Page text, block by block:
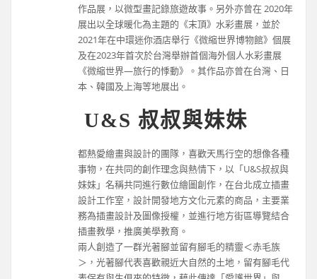
作品展，以微型畫記錄旅遊故事。另外亦曾在 2020年
展出以全球暖化為主題的《末頂》水彩畫展，並於
2021年在中環迷你酒店舉行《微縮世界博物館》個展
及在2023年首次於台灣舉辦首個海外個人水彩畫展
《微縮世界—旅行的悸動》。其作品亦曾在台灣、日
本、韓國及上海等地展出。
U&S 叔叔與妹妹
都熱愛繪畫與設計的團隊，喜歡天馬行空的想像各種
事物，在共同的創作理念與熱情下，以「U&S叔叔與
妹妹」名稱共同進行數位繪圖創作，在台北成立插畫
設計工作室，設計開發地方文化元素的商品，主要業
務為插畫設計及圖像授權，並進行地方街區導覽結合
插畫教學，推廣美學教育。
兩人創造了一群光著腳並留有腳毛的精靈＜赤毛族
＞，光著腳代表喜歡親近大自然的土地，留有腳毛代